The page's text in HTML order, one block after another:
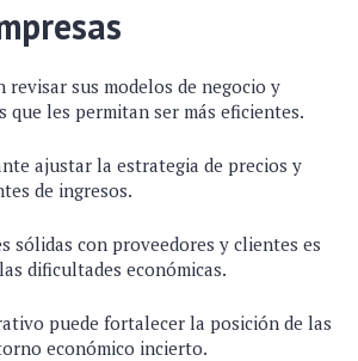
revisar sus modelos de negocio y
les permitan ser más eficientes.
ajustar la estrategia de precios y
de ingresos.
sólidas con proveedores y clientes es
dificultades económicas.
puede fortalecer la posición de las
económico incierto.